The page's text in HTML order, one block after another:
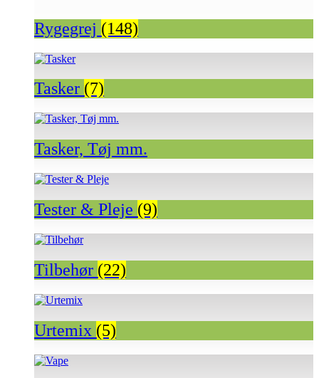
Rygegrej (148)
Tasker (7)
Tasker, Tøj mm.
Tester & Pleje (9)
Tilbehør (22)
Urtemix (5)